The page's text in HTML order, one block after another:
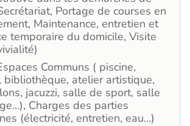
Portage de courses en
Maintenance, entretien et
temporaire du domicile, Visite
Communs ( piscine,
bibliothèque, atelier artistique,
jacuzzi, salle de sport, salle
Charges des parties
(électricité, entretien, eau…)